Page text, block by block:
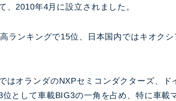
、2010年4月に設立されました。
ランキングで15位、日本国内ではキオク
はオランダのNXPセミコンダクターズ、ド
として車載BIG3の一角を占め、特に車載